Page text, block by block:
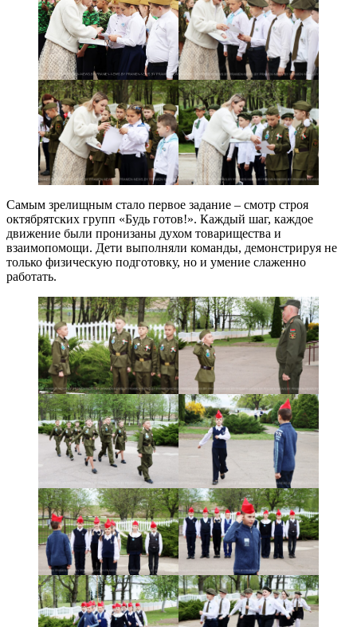
Самым зрелищным стало первое задание – смотр строя
октябрятских групп «Будь готов!». Каждый шаг, каждое
движение были пронизаны духом товарищества и
взаимопомощи. Дети выполняли команды, демонстрируя не
только физическую подготовку, но и умение слаженно
работать.